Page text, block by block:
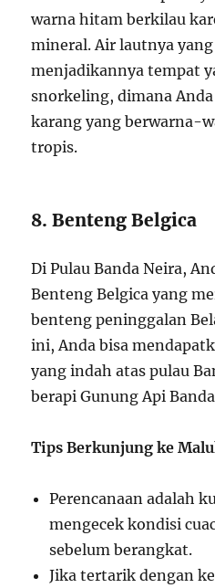
warna hitam berkilau
mineral. Air lautnya
menjadikannya tempat
snorkeling, dimana
karang yang berwarna-
tropis.
8. Benteng Belgica
Di Pulau Banda Neira,
Benteng Belgica yang
benteng peninggalan
ini, Anda bisa
yang indah atas pulau
berapi Gunung Api
Tips Berkunjung ke
Perencanaan adalah
mengecek kondisi
sebelum berangkat.
Jika tertarik dengan